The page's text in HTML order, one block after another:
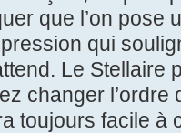
que l’on pose
qui
Le Stellaire
changer l’ordre
toujours facile à